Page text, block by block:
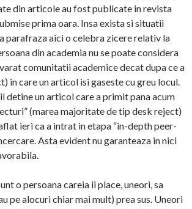
din articole au fost publicate in revista
prima oara. Insa exista si situatii
parafraza aici o celebra zicere relativ la
din academia nu se poate considera
comunitatii academice decat dupa ce a
in care un articol isi gaseste cu greu locul.
detine un articol care a primit pana acum
(marea majoritate de tip desk reject)
ieri ca a intrat in etapa “in-depth peer-
Asta evident nu garanteaza in nici
o persoana careia ii place, uneori, sa
pe alocuri chiar mai mult) prea sus. Uneori